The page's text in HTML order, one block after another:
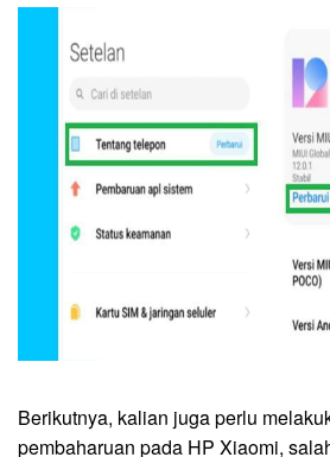
Berikutnya, kalian juga perlu
pembaharuan pada HP Xiaomi,